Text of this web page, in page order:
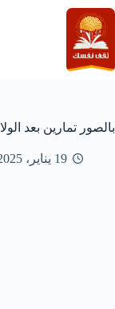
التجاوز
إلى
المحتوى
بالصور تمارين بعد
19 يناير، 2025